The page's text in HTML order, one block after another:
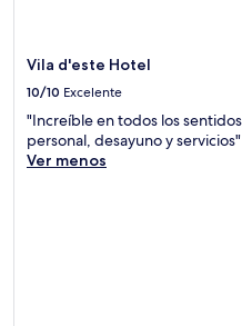
Vila d'este Hotel
10/10 Excelente
"Increíble en todos los
personal, desayuno y servicios"
Ver menos